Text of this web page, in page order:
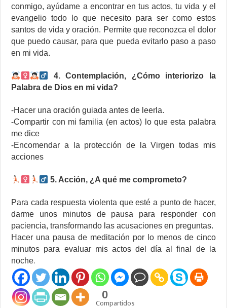
conmigo, ayúdame a encontrar en tus actos, tu vida y el
evangelio todo lo que necesito para ser como estos
santos de vida y oración. Permite que reconozca el dolor
que puedo causar, para que pueda evitarlo paso a paso
en mi vida.
4. Contemplación, ¿Cómo interiorizo la
Palabra de Dios en mi vida?
⁃Hacer una oración guiada antes de leerla.
⁃Compartir con mi familia (en actos) lo que esta palabra
me dice
⁃Encomendar a la protección de la Virgen todas mis
acciones
5. Acción, ¿A qué me comprometo?
Para cada respuesta violenta que esté a punto de hacer,
darme unos minutos de pausa para responder con
paciencia, transformando las acusaciones en preguntas.
Hacer una pausa de meditación por lo menos de cinco
minutos para evaluar mis actos del día al final de la
noche.
0
Compartidos